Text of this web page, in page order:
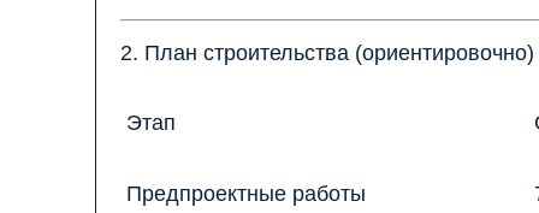
2. План строительства (ориентировочно)
Этап
Предпроектные работы